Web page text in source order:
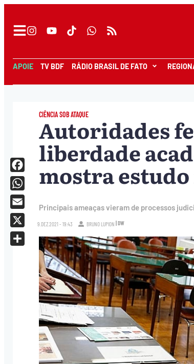
APOIE TV BDF RÁDIO BRASIL DE FATO
CIÊNCIA SOB ATAQUE
Autoridades
liberdade
mostra
Principais ameaças vieram de processos
9.DEZ.2021 - 19:43 BRUNO LUPION | DW
Facebook
WhatsApp
Email
X